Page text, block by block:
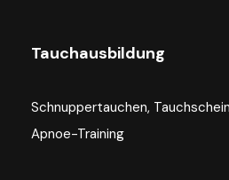
Tauchausbildung
Schnuppertauchen,
Apnoe-Training